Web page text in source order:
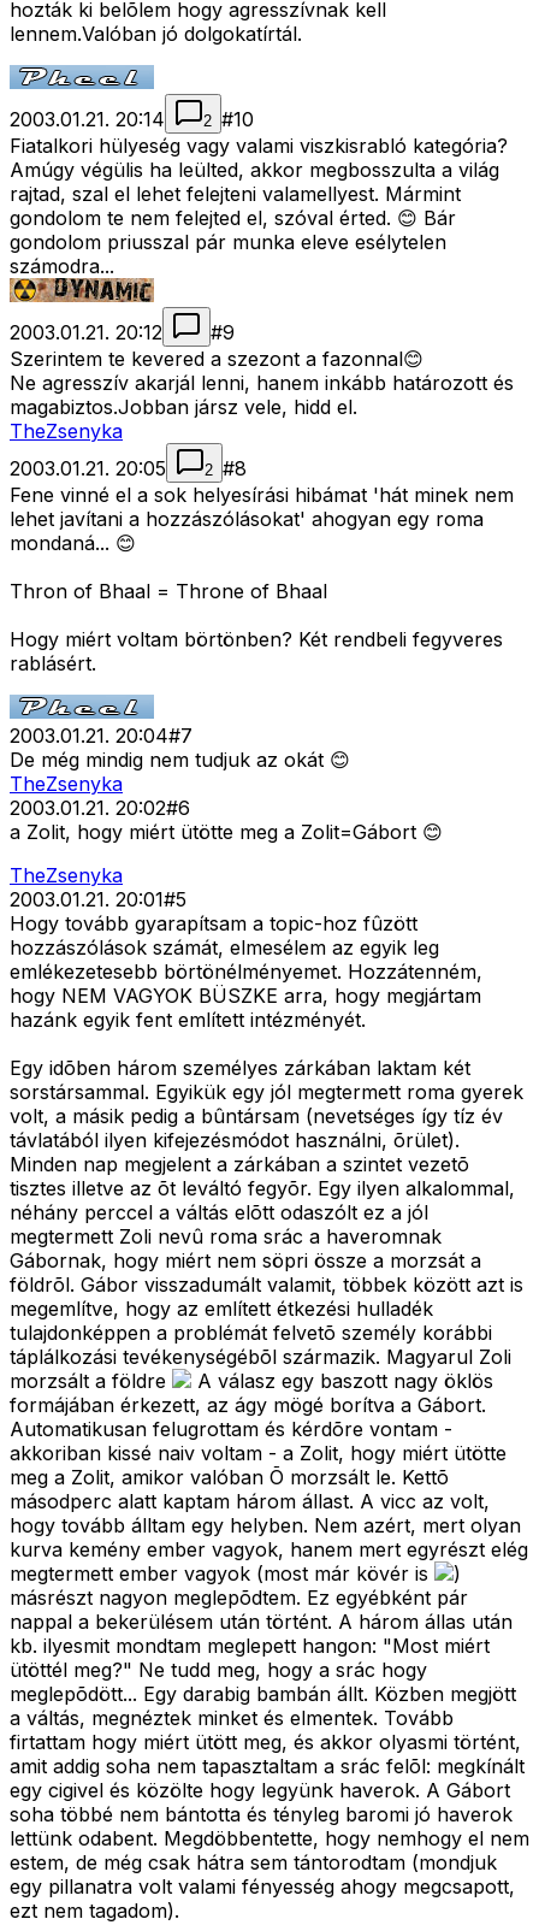
hozták ki belõlem hogy agresszívnak kell
lennem.Valóban jó dolgokatírtál.
2003.01.21. 20:14 2 #10
Fiatalkori hülyeség vagy valami viszkisrabló kategória?
Amúgy végülis ha leülted, akkor megbosszulta a világ
rajtad, szal el lehet felejteni valamellyest. Mármint
gondolom te nem felejted el, szóval érted. 😊 Bár
gondolom priusszal pár munka eleve esélytelen
számodra...
2003.01.21. 20:12 #9
Szerintem te kevered a szezont a fazonnal😊
Ne agresszív akarjál lenni, hanem inkább határozott és
magabiztos.Jobban jársz vele, hidd el.
TheZsenyka
2003.01.21. 20:05
2 #8
Fene vinné el a sok helyesírási hibámat 'hát minek nem
lehet javítani a hozzászólásokat' ahogyan egy roma
mondaná... 😊
Thron of Bhaal = Throne of Bhaal
Hogy miért voltam börtönben? Két rendbeli fegyveres
rablásért.
2003.01.21. 20:04#7
De még mindig nem tudjuk az okát 😊
TheZsenyka
2003.01.21. 20:02#6
a Zolit, hogy miért ütötte meg a Zolit=Gábort 😊
TheZsenyka
2003.01.21. 20:01#5
Hogy tovább gyarapítsam a topic-hoz fûzött
hozzászólások számát, elmesélem az egyik leg
emlékezetesebb börtönélményemet. Hozzátenném,
hogy NEM VAGYOK BÜSZKE arra, hogy megjártam
hazánk egyik fent említett intézményét.
Egy idõben három személyes zárkában laktam két
sorstársammal. Egyikük egy jól megtermett roma gyerek
volt, a másik pedig a bûntársam (nevetséges így tíz év
távlatából ilyen kifejezésmódot használni, õrület).
Minden nap megjelent a zárkában a szintet vezetõ
tisztes illetve az õt leváltó fegyõr. Egy ilyen alkalommal,
néhány perccel a váltás elõtt odaszólt ez a jól
megtermett Zoli nevû roma srác a haveromnak
Gábornak, hogy miért nem söpri össze a morzsát a
földrõl. Gábor visszadumált valamit, többek között azt is
megemlítve, hogy az említett étkezési hulladék
tulajdonképpen a problémát felvetõ személy korábbi
táplálkozási tevékenységébõl származik. Magyarul Zoli
morzsált a földre
A válasz egy baszott nagy öklös
formájában érkezett, az ágy mögé borítva a Gábort.
Automatikusan felugrottam és kérdõre vontam -
akkoriban kissé naiv voltam - a Zolit, hogy miért ütötte
meg a Zolit, amikor valóban Õ morzsált le. Kettõ
másodperc alatt kaptam három állast. A vicc az volt,
hogy tovább álltam egy helyben. Nem azért, mert olyan
kurva kemény ember vagyok, hanem mert egyrészt elég
megtermett ember vagyok (most már kövér is
)
másrészt nagyon meglepõdtem. Ez egyébként pár
nappal a bekerülésem után történt. A három állas után
kb. ilyesmit mondtam meglepett hangon: "Most miért
ütöttél meg?" Ne tudd meg, hogy a srác hogy
meglepõdött... Egy darabig bambán állt. Közben megjött
a váltás, megnéztek minket és elmentek. Tovább
firtattam hogy miért ütött meg, és akkor olyasmi történt,
amit addig soha nem tapasztaltam a srác felõl: megkínált
egy cigivel és közölte hogy legyünk haverok. A Gábort
soha többé nem bántotta és tényleg baromi jó haverok
lettünk odabent. Megdöbbentette, hogy nemhogy el nem
estem, de még csak hátra sem tántorodtam (mondjuk
egy pillanatra volt valami fényesség ahogy megcsapott,
ezt nem tagadom).